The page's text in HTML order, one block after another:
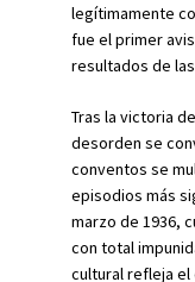
legítimamente
fue el primer
resultados de
Tras la victoria
desorden se
conventos se
episodios más
marzo de 1936,
con total
cultural refleja el